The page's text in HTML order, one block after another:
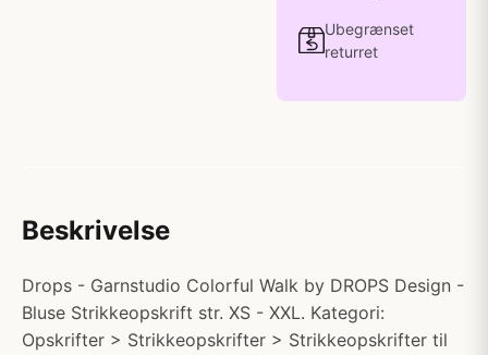
Ubegrænset
returret
Beskrivelse
Drops - Garnstudio Colorful Walk by DROPS Design -
Bluse Strikkeopskrift str. XS - XXL. Kategori:
Opskrifter > Strikkeopskrifter > Strikkeopskrifter til